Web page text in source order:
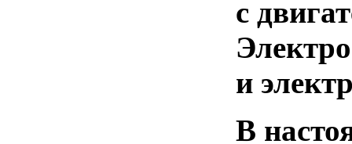
с
и
В